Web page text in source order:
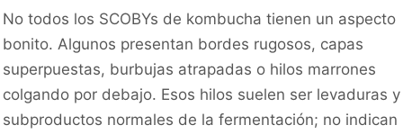
No todos los SCOBYs de kombucha tienen un aspecto
bonito. Algunos presentan bordes rugosos, capas
superpuestas, burbujas atrapadas o hilos marrones
colgando por debajo. Esos hilos suelen ser levaduras y
subproductos normales de la fermentación; no indican